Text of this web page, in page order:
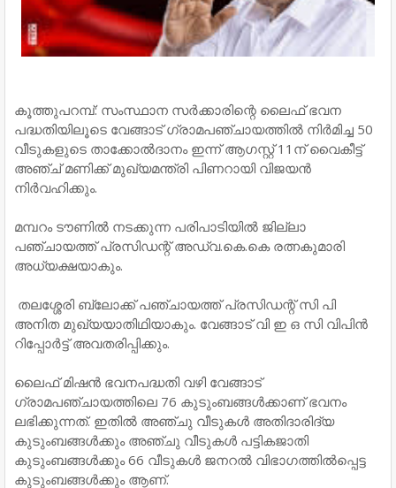
കൂത്തുപറമ്പ്: സംസ്ഥാന സർക്കാരിന്റെ ലൈഫ് ഭവന
പദ്ധതിയിലൂടെ വേങ്ങാട് ഗ്രാമപഞ്ചായത്തിൽ നിർമിച്ച 50
വീടുകളുടെ താക്കോൽദാനം ഇന്ന് ആഗസ്റ്റ് 11ന് വൈകീട്ട്
അഞ്ച് മണിക്ക് മുഖ്യമന്ത്രി പിണറായി വിജയൻ
നിർവഹിക്കും.
മമ്പറം ടൗണിൽ നടക്കുന്ന പരിപാടിയിൽ ജില്ലാ
പഞ്ചായത്ത് പ്രസിഡന്റ് അഡ്വ.കെ.കെ രത്നകുമാരി
അധ്യക്ഷയാകും.
തലശ്ശേരി ബ്ലോക്ക്‌ പഞ്ചായത്ത് പ്രസിഡന്റ്‌ സി പി
അനിത മുഖ്യയാതിഥിയാകും. വേങ്ങാട് വി ഇ ഒ സി വിപിൻ
റിപ്പോർട്ട്‌ അവതരിപ്പിക്കും.
ലൈഫ് മിഷൻ ഭവനപദ്ധതി വഴി വേങ്ങാട്
ഗ്രാമപഞ്ചായത്തിലെ 76 കുടുംബങ്ങൾക്കാണ് ഭവനം
ലഭിക്കുന്നത്. ഇതിൽ അഞ്ചു വീടുകൾ അതിദാരിദ്യ
കുടുംബങ്ങൾക്കും അഞ്ചു വീടുകൾ പട്ടികജാതി
കുടുംബങ്ങൾക്കും 66 വീടുകൾ ജനറൽ വിഭാഗത്തിൽപ്പെട്ട
കുടുംബങ്ങൾക്കും ആണ്.